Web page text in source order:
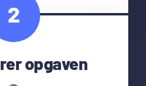
2
opgaven